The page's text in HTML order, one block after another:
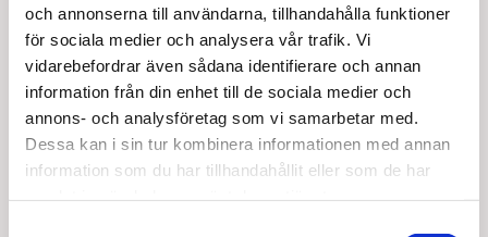
och annonserna till användarna, tillhandahålla funktioner
för sociala medier och analysera vår trafik. Vi
vidarebefordrar även sådana identifierare och annan
information från din enhet till de sociala medier och
annons- och analysföretag som vi samarbetar med.
Dessa kan i sin tur kombinera informationen med annan
information som du har tillhandahållit eller som de har
Tillbaka till medarbetare